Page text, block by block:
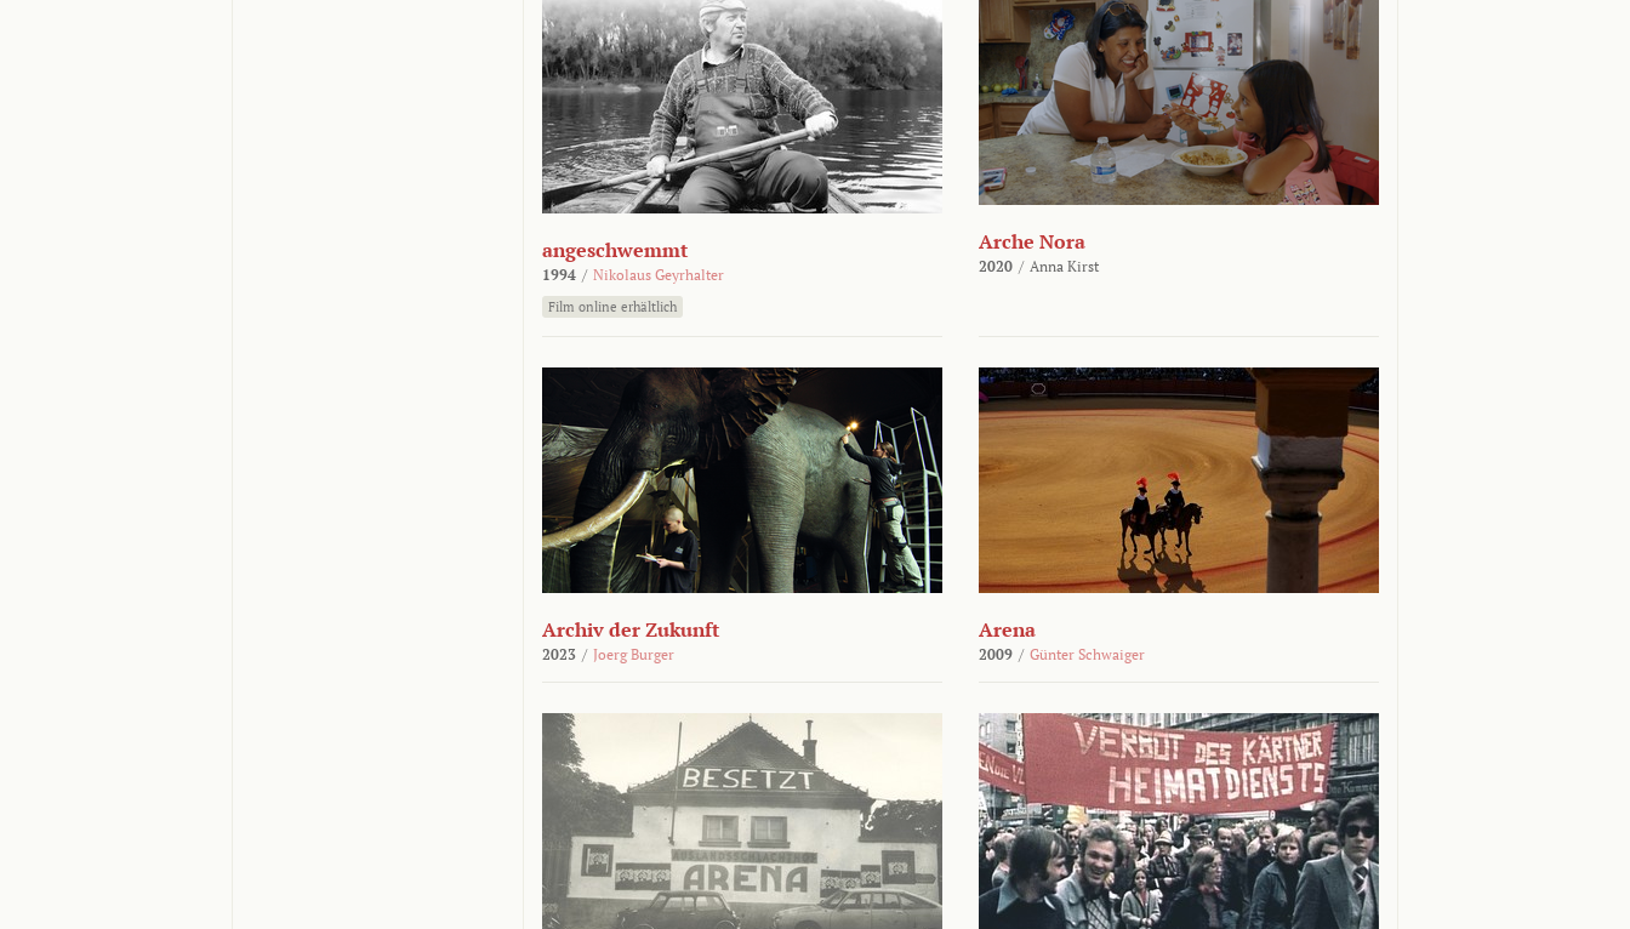
angeschwemmt
1994 / Nikolaus Geyrhalter
Film online erhältlich
Arche Nora
2020 / Anna Kirst
Archiv der Zukunft
2023 / Joerg Burger
Arena
2009 / Günter Schwaiger